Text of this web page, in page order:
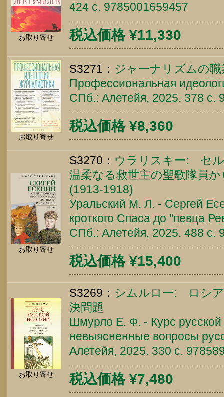
お取り寄せ
424 c. 9785001659457
税込価格 ¥11,330
お取り寄せ
S3271： ジャーナリズムの
Профессиональная
СПб.: Алетейя, 2025. 378 c.
税込価格 ¥8,360
お取り寄せ
S3270： ウラリスキー: セ
温柔なる救世主の聖歌隊員
(1913-1918)
Уральский М. Л. - Сергей
кроткого Спаса до "певца
СПб.: Алетейя, 2025. 488 c.
税込価格 ¥15,400
お取り寄せ
S3269： シムルロー: ロシ
決問題
Шмурло Е. Ф. - Курс
невыясненные вопросы
Алетейя, 2025. 330 c.
税込価格 ¥7,480